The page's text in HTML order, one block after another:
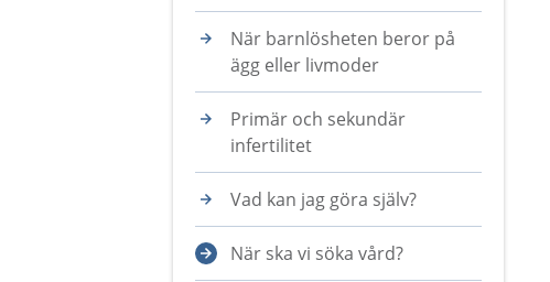
När barnlösheten beror på
ägg eller livmoder
Primär och sekundär
infertilitet
Vad kan jag göra själv?
När ska vi söka vård?